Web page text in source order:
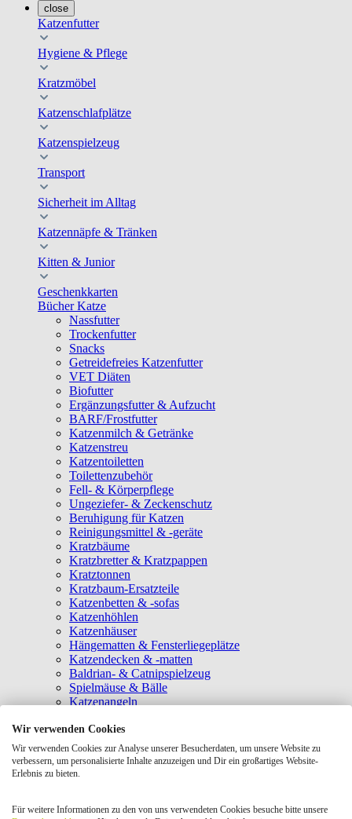
close
Katzenfutter
Hygiene & Pflege
Kratzmöbel
Katzenschlafplätze
Katzenspielzeug
Transport
Sicherheit im Alltag
Katzennäpfe & Tränken
Kitten & Junior
Geschenkkarten
Bücher Katze
Nassfutter
Trockenfutter
Snacks
Getreidefreies Katzenfutter
VET Diäten
Biofutter
Ergänzungsfutter & Aufzucht
BARF/Frostfutter
Katzenmilch & Getränke
Katzenstreu
Katzentoiletten
Toilettenzubehör
Fell- & Körperpflege
Ungeziefer- & Zeckenschutz
Beruhigung für Katzen
Reinigungsmittel & -geräte
Kratzbäume
Kratzbretter & Kratzpappen
Kratztonnen
Kratzbaum-Ersatzteile
Katzenbetten & -sofas
Katzenhöhlen
Katzenhäuser
Hängematten & Fensterliegeplätze
Katzendecken & -matten
Baldrian- & Catnipspielzeug
Spielmäuse & Bälle
Katzenangeln
Laserpointer & Elektrospielzeug
Katzentunnel
Clicker & Target Sticks für Katzen
Weiteres Katzenspielzeug
Tragetaschen
Wir verwenden Cookies
Wir verwenden Cookies zur Analyse unserer Besucherdaten, um unsere Website zu
verbessern, um personalisierte Inhalte anzuzeigen und Dir ein großartiges Website-
Erlebnis zu bieten.
Für weitere Informationen zu den von uns verwendeten Cookies besuche bitte unsere